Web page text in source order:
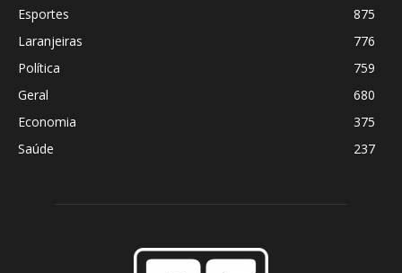
Esportes
875
Laranjeiras
776
Política
759
Geral
680
Economia
375
Saúde
237